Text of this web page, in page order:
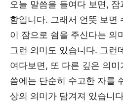
오늘 말씀을 들여다 보면,
함입니다. 그래서 언뜻 보면
이 잠으로 쉼을 주신다는 의
그런 의미도 있습니다. 그런
여다보면, 또 다른 깊은 의
씀에는 단순히 수고한 자를
상의 의미가 담겨져 있습니